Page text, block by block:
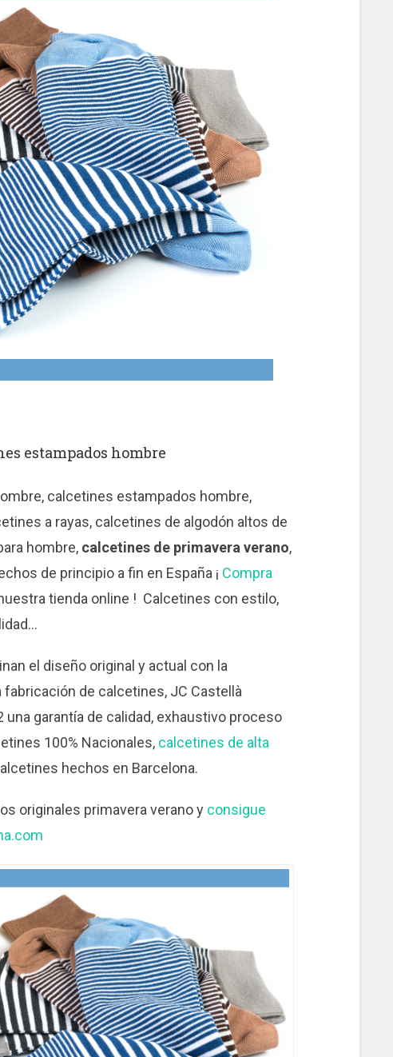
estampados hombre
calcetines estampados hombre,
a rayas, calcetines de algodón altos de
hombre, calcetines de primavera verano,
de principio a fin en España ¡ Compra
tienda online ! Calcetines con estilo,
el diseño original y actual con la
de calcetines, JC Castellà
una garantía de calidad, exhaustivo proceso
100% Nacionales, calcetines de alta
hechos en Barcelona.
originales primavera verano yconsigue